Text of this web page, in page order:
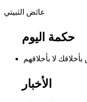
عائض الثبيتي
حكمة اليوم
الأخبار